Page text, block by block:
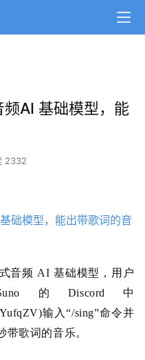
AI 基础模型，能
2332
音频 AI 基础模型，用户
的Discord中
)输入“/sing”命令并
带歌词的音乐。